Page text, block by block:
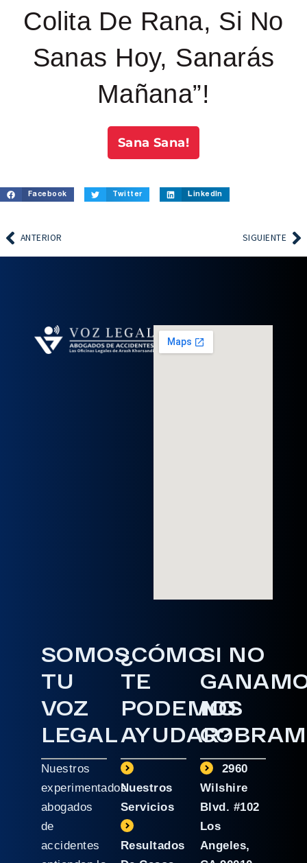
Colita De Rana, Si No
Sanas Hoy, Sanarás
Mañana”!
Sana Sana!
Facebook Twitter LinkedIn
ANTERIOR SIGUIENTE
SOMOS
TU
VOZ
LEGAL
Nuestros
experimentados
abogados
de
accidentes
¿CÓMO
TE
PODEMOS
AYUDAR?
Nuestros
Servicios
Resultados
SI NO
NO
2960
Wilshire
Blvd. #102
Los
Angeles,